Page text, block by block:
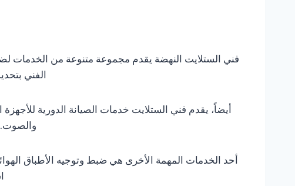
فني الستلايت النهضة يقدم مجموعة متنوعة من الخدمات
الفني
أيضاً، يقدم فني الستلايت خدمات الصيانة الدورية
والصوت.
أحد الخدمات المهمة الأخرى هي ضبط وتوجيه الأطباق